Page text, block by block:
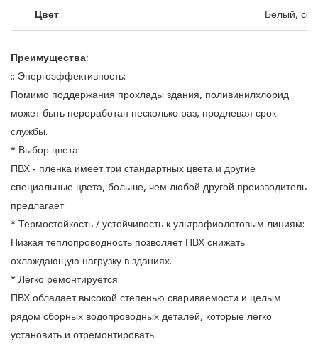
Цвет Белый,
Преимущества:
:: Энергоэффективность:
Помимо поддержания прохлады здания, поливинилхлорид
может быть переработан несколько раз, продлевая срок
службы.
* Выбор цвета:
ПВХ - пленка имеет три стандартных цвета и другие
специальные цвета, больше, чем любой другой производитель
предлагает
* Термостойкость / устойчивость к ультрафиолетовым линиям:
Низкая теплопроводность позволяет ПВХ снижать
охлаждающую нагрузку в зданиях.
* Легко ремонтируется:
ПВХ обладает высокой степенью свариваемости и целым
рядом сборных водопроводных деталей, которые легко
установить и отремонтировать.